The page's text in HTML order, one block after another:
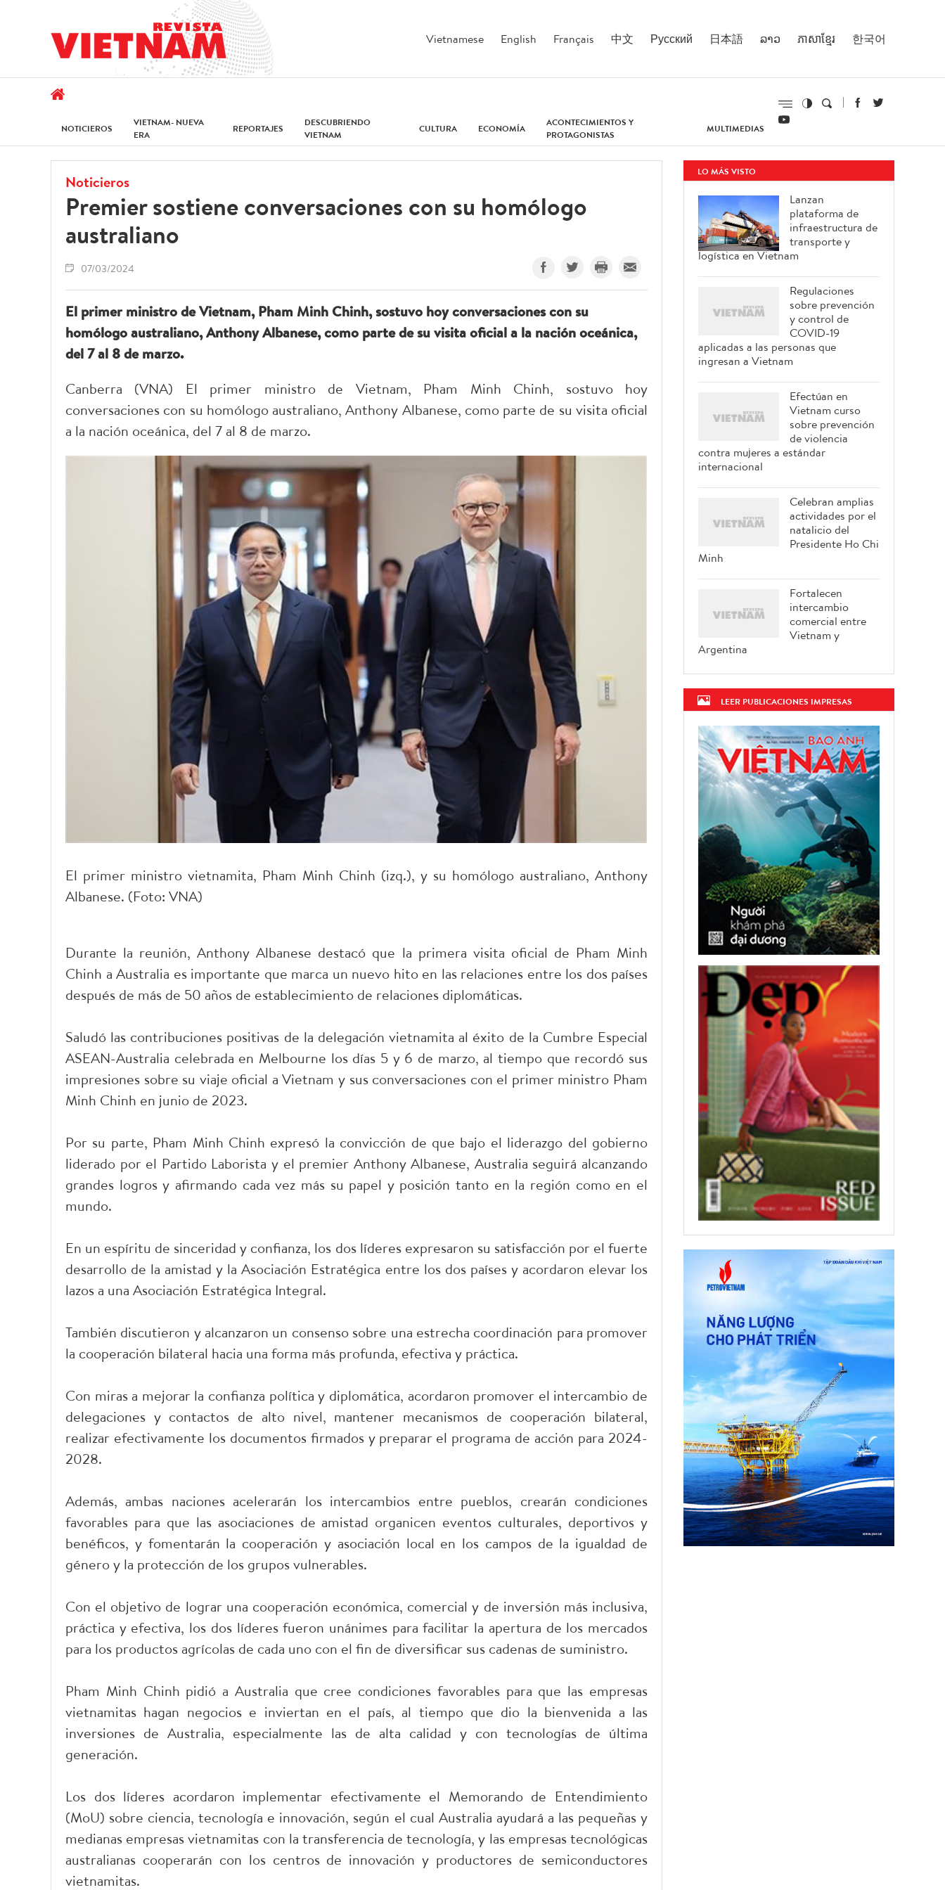
Vietnamese English Français 中文 Русский 日本語 ລາວ ភាសាខ្មែរ 한국어
NOTICIEROS
VIETNAM- NUEVA
ERA
REPORTAJES
DESCUBRIENDO
VIETNAM
CULTURA ECONOMÍA
ACONTECIMIENTOS Y
PROTAGONISTAS
MULTIMEDIAS
Noticieros
Premier sostiene conversaciones con su homólogo
australiano
07/03/2024
El primer ministro de Vietnam, Pham Minh Chinh, sostuvo hoy conversaciones con su
homólogo australiano, Anthony Albanese, como parte de su visita oficial a la nación oceánica,
del 7 al 8 de marzo.
Canberra (VNA) El primer ministro de Vietnam, Pham Minh Chinh, sostuvo hoy
conversaciones con su homólogo australiano, Anthony Albanese, como parte de su visita oficial
a la nación oceánica, del 7 al 8 de marzo.
El primer ministro vietnamita, Pham Minh Chinh (izq.), y su homólogo australiano, Anthony
Albanese. (Foto: VNA)
Durante la reunión, Anthony Albanese destacó que la primera visita oficial de Pham Minh
Chinh a Australia es importante que marca un nuevo hito en las relaciones entre los dos países
después de más de 50 años de establecimiento de relaciones diplomáticas.
Saludó las contribuciones positivas de la delegación vietnamita al éxito de la Cumbre Especial
ASEAN-Australia celebrada en Melbourne los días 5 y 6 de marzo, al tiempo que recordó sus
impresiones sobre su viaje oficial a Vietnam y sus conversaciones con el primer ministro Pham
Minh Chinh en junio de 2023.
Por su parte, Pham Minh Chinh expresó la convicción de que bajo el liderazgo del gobierno
liderado por el Partido Laborista y el premier Anthony Albanese, Australia seguirá alcanzando
grandes logros y afirmando cada vez más su papel y posición tanto en la región como en el
mundo.
En un espíritu de sinceridad y confianza, los dos líderes expresaron su satisfacción por el fuerte
desarrollo de la amistad y la Asociación Estratégica entre los dos países y acordaron elevar los
lazos a una Asociación Estratégica Integral.
También discutieron y alcanzaron un consenso sobre una estrecha coordinación para promover
la cooperación bilateral hacia una forma más profunda, efectiva y práctica.
Con miras a mejorar la confianza política y diplomática, acordaron promover el intercambio de
delegaciones y contactos de alto nivel, mantener mecanismos de cooperación bilateral,
realizar efectivamente los documentos firmados y preparar el programa de acción para 2024-
2028.
Además, ambas naciones acelerarán los intercambios entre pueblos, crearán condiciones
favorables para que las asociaciones de amistad organicen eventos culturales, deportivos y
benéficos, y fomentarán la cooperación y asociación local en los campos de la igualdad de
género y la protección de los grupos vulnerables.
Con el objetivo de lograr una cooperación económica, comercial y de inversión más inclusiva,
práctica y efectiva, los dos líderes fueron unánimes para facilitar la apertura de los mercados
para los productos agrícolas de cada uno con el fin de diversificar sus cadenas de suministro.
Pham Minh Chinh pidió a Australia que cree condiciones favorables para que las empresas
vietnamitas hagan negocios e inviertan en el país, al tiempo que dio la bienvenida a las
inversiones de Australia, especialmente las de alta calidad y con tecnologías de última
generación.
Los dos líderes acordaron implementar efectivamente el Memorando de Entendimiento
(MoU) sobre ciencia, tecnología e innovación, según el cual Australia ayudará a las pequeñas y
medianas empresas vietnamitas con la transferencia de tecnología, y las empresas tecnológicas
australianas cooperarán con los centros de innovación y productores de semiconductores
vietnamitas.
LO MÁS VISTO
Lanzan
plataforma de
infraestructura de
transporte y
logística en Vietnam
Regulaciones
sobre prevención
y control de
COVID-19
aplicadas a las personas que
ingresan a Vietnam
Efectúan en
Vietnam curso
sobre prevención
de violencia
contra mujeres a estándar
internacional
Celebran amplias
actividades por el
natalicio del
Presidente Ho Chi
Minh
Fortalecen
intercambio
comercial entre
Vietnam y
Argentina
LEER PUBLICACIONES IMPRESAS